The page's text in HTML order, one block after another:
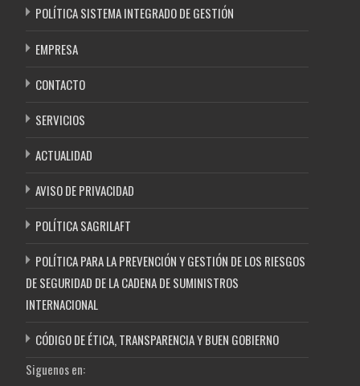
POLÍTICA SISTEMA INTEGRADO DE GESTIÓN
EMPRESA
CONTACTO
SERVICIOS
ACTUALIDAD
AVISO DE PRIVACIDAD
POLÍTICA SAGRILAFT
POLÍTICA PARA LA PREVENCIÓN Y GESTIÓN DE LOS RIESGOS
DE SEGURIDAD DE LA CADENA DE SUMINISTROS
INTERNACIONAL
CÓDIGO DE ÉTICA, TRANSPARENCIA Y BUEN GOBIERNO
Siguenos en: